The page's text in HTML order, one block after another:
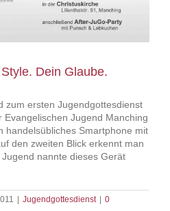
Dein Glaube.
zum ersten Jugendgottesdienst
Evangelischen Jugend Manching
handelsübliches Smartphone mit
den zweiten Blick erkennt man
nannte dieses Gerät
| Jugendgottesdienst | 0